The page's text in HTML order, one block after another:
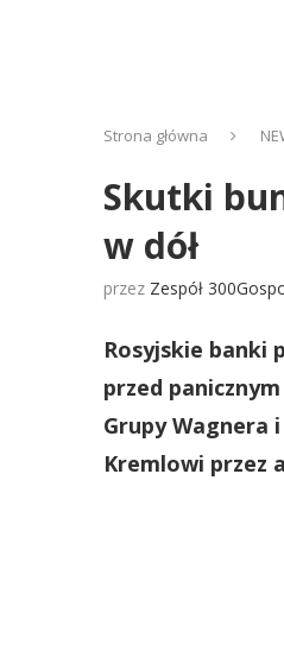
Strona główna
Skutki
w dół
przez Zespół
Rosyjskie banki
przed
Grupy Wagnera
Kremlowi przez